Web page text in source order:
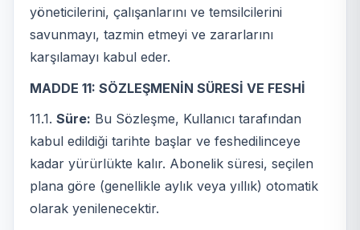
yöneticilerini, çalışanlarını ve temsilcilerini
savunmayı, tazmin etmeyi ve zararlarını
karşılamayı kabul eder.
MADDE 11: SÖZLEŞMENİN SÜRESİ VE FESHİ
11.1. Süre: Bu Sözleşme, Kullanıcı tarafından
kabul edildiği tarihte başlar ve feshedilinceye
kadar yürürlükte kalır. Abonelik süresi, seçilen
plana göre (genellikle aylık veya yıllık) otomatik
olarak yenilenecektir.